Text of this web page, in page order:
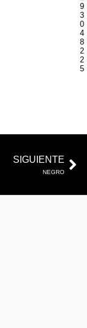
9
3
0
4
8
2
2
5
SIGUIENTE
NEGRO